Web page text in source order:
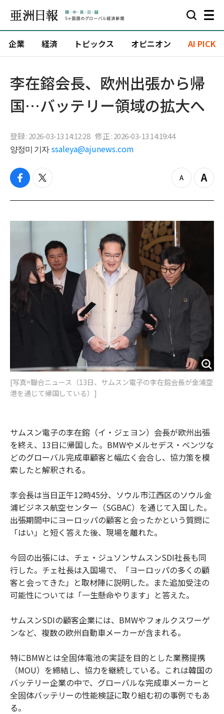
企業 経済 トピックス オピニオン AI PICK
李在鎔会長、欧州出張から帰
国…バッテリー領域の拡大へ
登録 : 2026-03-13 14:12:28 修正 : 2026-03-13 14:19:44
양정미 기자 ssaleya@ajunews.com
f
c
b
t
i
t
z
o
o
Z
o
i
[写真=聯合ニュース（13日、サムスン電子の李在鎔会長が金浦空
港を通じて帰国している）]
サムスン電子の李在鎔（イ・ジェヨン）会長が欧州出張
を終え、13日に帰国した。BMWやメルセデス・ベンツな
どのグローバル完成車顧客と幅広く会合し、協力策を模
索したと解釈される。
李会長は当日正午12時45分、ソウル市江西区のソウル金
浦ビジネス航空センター（SGBAC）を通じて入国した。
出張期間中にヨーロッパの顧客と会ったかという質問に
「はい」と短く答えた後、現場を離れた。
今回の出張には、チェ・ジュソンサムスンSDI社長も同
行した。チェ社長は入国場で、「ヨーロッパの多くの顧
客と会ってきた」と取材陣に説明した。また追加受注の
可能性については「一生懸命やります」と答えた。
サムスンSDIの顧客企業には、BMWやフォルクスワーゲ
ンなど、複数の欧州自動車メーカーが含まれる。
特にBMWとは全固体電池の実証を目的とした業務提携
（MOU）を締結し、協力を継続している。これは韓国の
バッテリー企業の中で、グローバルな完成車メーカーと
全固体バッテリーの性能検証に取り組む初の事例でもあ
る。